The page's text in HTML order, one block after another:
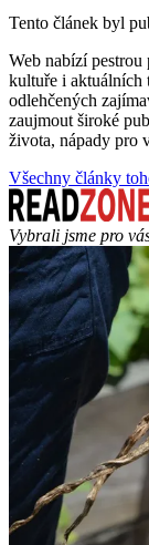
Tento článek byl
Web nabízí
kultuře i aktuálních
odlehčených
zaujmout široké
života, nápady pro
Všechny články
Vybrali jsme pro